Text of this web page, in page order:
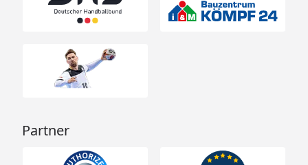
Partner